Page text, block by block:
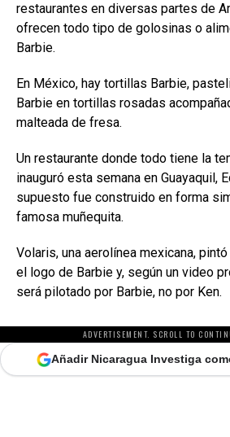
restaurantes en diversas partes de
ofrecen todo tipo de golosinas o
Barbie.
En México, hay tortillas Barbie,
Barbie en tortillas rosadas
malteada de fresa.
Un restaurante donde todo tiene la
inauguró esta semana en Guayaquil,
supuesto fue construido en forma
famosa muñequita.
Volaris, una aerolínea mexicana,
el logo de Barbie y, según un video
será pilotado por Barbie, no por Ken.
ADVERTISEMENT. SCROLL TO
Añadir Nicaragua Investiga